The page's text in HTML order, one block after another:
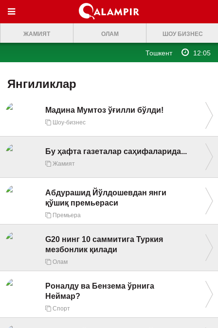
МЕНЮ
ONLINE TV
ШОУ-БИЗНЕС
Мусиқа
Театр
ИНТЕРВЬЮ
ЛОЙИҲАЛАР
Таҳлил
Бу қизиқ
ЖАМИЯТ ОЛАМ ШОУ БИЗНЕС
Тошкент 12:05
Янгиликлар
Мадина Мумтоз ўғилли бўлди!
Шоу-бизнес
Бу ҳафта газеталар саҳифаларида...
Жамият
Абдурашид Йўлдошевдан янги
қўшиқ премьераси
Премьера
G20 нинг 10 саммитига Туркия
мезбонлик қилади
Олам
Роналду ва Бензема ўрнига
Неймар?
Спорт